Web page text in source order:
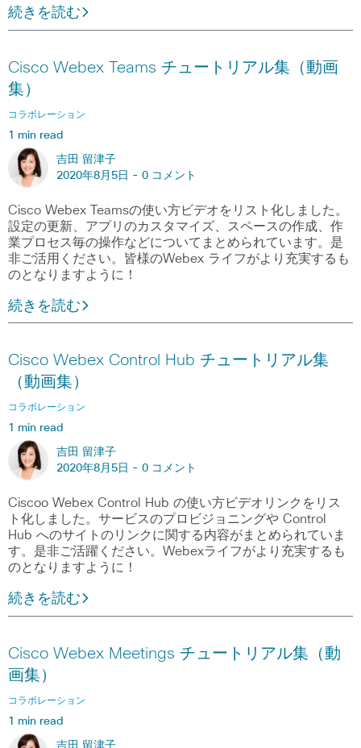
続きを読む
Cisco Webex Teams チュートリアル集（動画
集）
コラボレーション
1 min read
吉田 留津子
2020年8月5日 - 0 コメント
Cisco Webex Teamsの使い方ビデオをリスト化しました。
設定の更新、アプリのカスタマイズ、スペースの作成、作
業プロセス毎の操作などについてまとめられています。是
非ご活用ください。皆様のWebex ライフがより充実するも
のとなりますように！
続きを読む
Cisco Webex Control Hub チュートリアル集
（動画集）
コラボレーション
1 min read
吉田 留津子
2020年8月5日 - 0 コメント
Ciscoo Webex Control Hub の使い方ビデオリンクをリス
ト化しました。サービスのプロビジョニングや Control
Hub へのサイトのリンクに関する内容がまとめられていま
す。是非ご活躍ください。Webexライフがより充実するも
のとなりますように！
続きを読む
Cisco Webex Meetings チュートリアル集（動
画集）
コラボレーション
1 min read
吉田 留津子